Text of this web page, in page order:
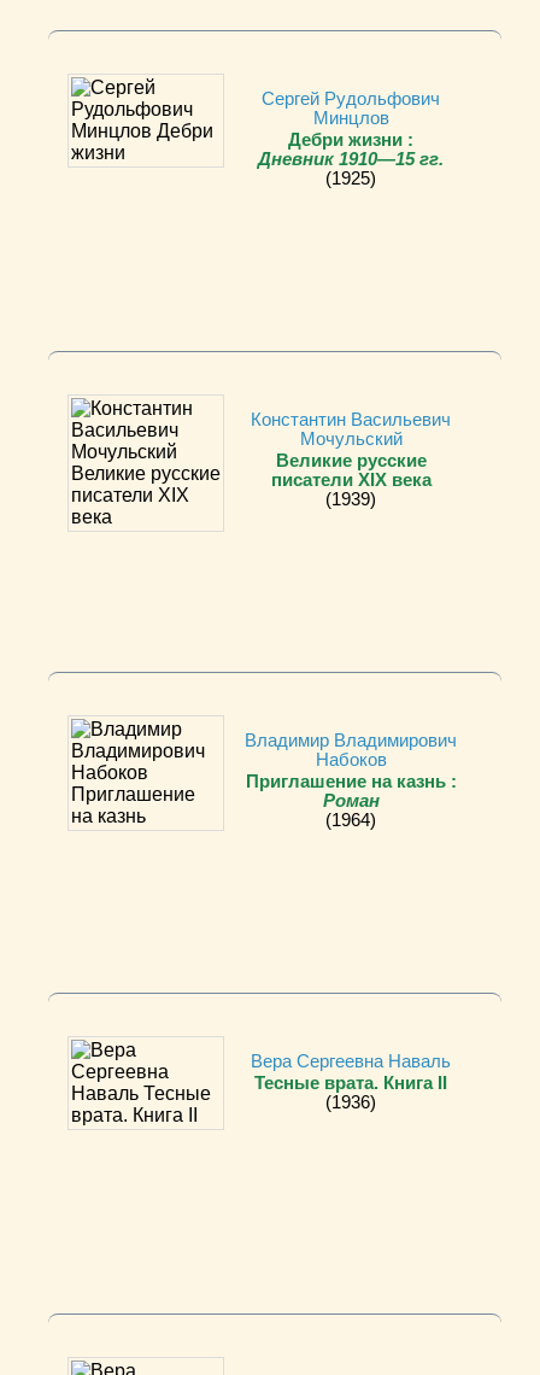
Сергей Рудольфович
Минцлов
Дебри жизни :
Дневник 1910—15 гг.
(1925)
Константин Васильевич
Мочульский
Великие русские
писатели XIX века
(1939)
Владимир Владимирович
Набоков
Приглашение на казнь :
Роман
(1964)
Вера Сергеевна Наваль
Тесные врата. Книга II
(1936)